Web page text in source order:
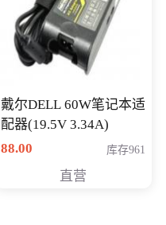
戴尔DELL 60W笔记本适
配器(19.5V 3.34A)
88.00
库存961
直营